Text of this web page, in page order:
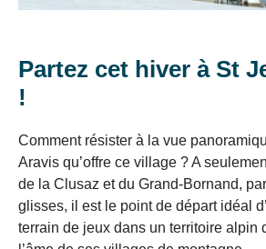
SIXT
Partez cet hiver à St
!
Comment résister à la vue
Aravis qu’offre ce village ? A
de la Clusaz et du Grand-Bornand,
glisses, il est le point de départ idéal
terrain de jeux dans un territoire alpin
17 au
624554416208
7/02/26
749 €
€
599
€
449
€
€
7 au
14 au
28/02/26
889 €
800
€
711
€
533
€
267
€
28/02 au
7/03/26
756 €
680
€
605
€
454
€
227
€
7 au
602 €
542482 361 181
vos
vacances
Il
suffit
d’un
clic